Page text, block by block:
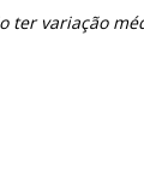
ter variação